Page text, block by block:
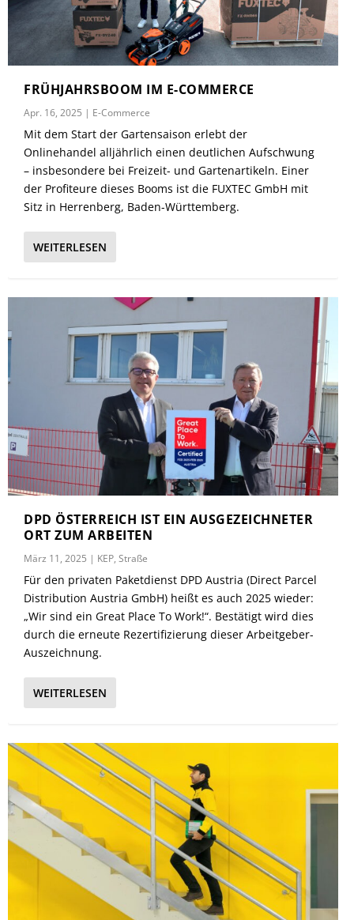
FRÜHJAHRSBOOM IM E-COMMERCE
Apr. 16, 2025 | E-Commerce
Mit dem Start der Gartensaison erlebt der
Onlinehandel alljährlich einen deutlichen Aufschwung
– insbesondere bei Freizeit- und Gartenartikeln. Einer
der Profiteure dieses Booms ist die FUXTEC GmbH mit
Sitz in Herrenberg, Baden-Württemberg.
WEITERLESEN
DPD ÖSTERREICH IST EIN AUSGEZEICHNETER
ORT ZUM ARBEITEN
März 11, 2025 | KEP,Straße
Für den privaten Paketdienst DPD Austria (Direct Parcel
Distribution Austria GmbH) heißt es auch 2025 wieder:
„Wir sind ein Great Place To Work!“. Bestätigt wird dies
durch die erneute Rezertifizierung dieser Arbeitgeber-
Auszeichnung.
WEITERLESEN